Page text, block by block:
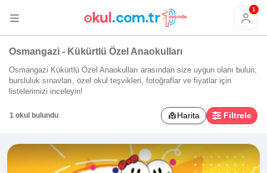
1
Osmangazi - Kükürtlü Özel Anaokulları
Osmangazi Kükürtlü Özel Anaokulları arasından size uygun olanı bulun;
bursluluk sınavları, özel okul teşvikleri, fotoğraflar ve fiyatlar için
listelerimizi inceleyin!
1 okul bulundu Harita Filtrele